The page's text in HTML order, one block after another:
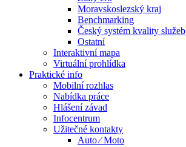
Moravskoslezský kraj
Benchmarking
Český systém kvality služeb
Ostatní
Interaktivní mapa
Virtuální prohlídka
Praktické info
Mobilní rozhlas
Nabídka práce
Hlášení závad
Infocentrum
Užitečné kontakty
Auto ⁄ Moto